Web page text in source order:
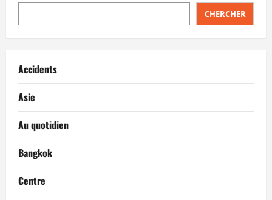
CHERCHER
Accidents
Asie
Au quotidien
Bangkok
Centre